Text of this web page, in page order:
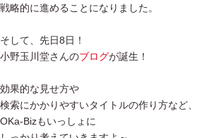
戦略的に進めることになりました。
そして、先日8日！
小野玉川堂さんのブログが誕生！
効果的な見せ方や
検索にかかりやすいタイトルの作り方など、
OKa-Bizもいっしょに